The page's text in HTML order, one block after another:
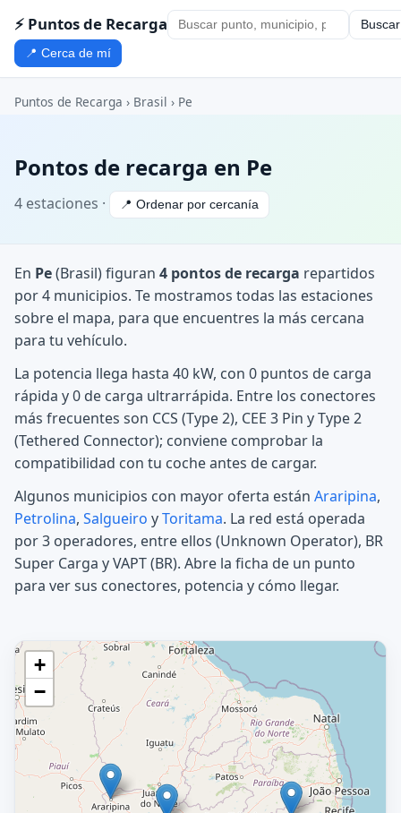
⚡ Puntos de Recarga Buscar
📍 Cerca de mí
Puntos de Recarga › Brasil › Pe
Pontos de recarga en Pe
4 estaciones · 📍 Ordenar por cercanía
En Pe(Brasil) figuran 4 pontos de recarga repartidos
por 4 municipios. Te mostramos todas las estaciones
sobre el mapa, para que encuentres la más cercana
para tu vehículo.
La potencia llega hasta 40 kW, con 0 puntos de carga
rápida y 0 de carga ultrarrápida. Entre los conectores
más frecuentes son CCS (Type 2), CEE 3 Pin y Type 2
(Tethered Connector); conviene comprobar la
compatibilidad con tu coche antes de cargar.
Algunos municipios con mayor oferta están Araripina,
Petrolina, Salgueiro yToritama. La red está operada
por 3 operadores, entre ellos (Unknown Operator), BR
Super Carga y VAPT (BR). Abre la ficha de un punto
para ver sus conectores, potencia y cómo llegar.
+
−